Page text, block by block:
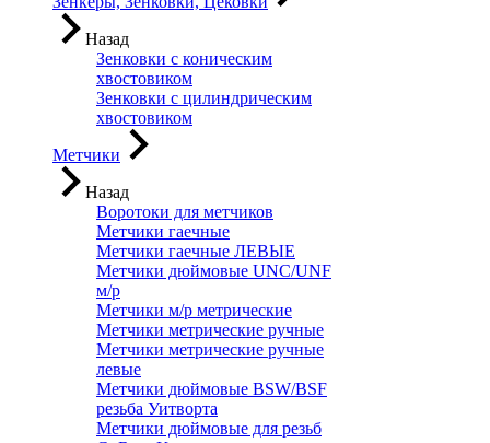
Назад
Зенковки с коническим
хвостовиком
Зенковки с цилиндрическим
хвостовиком
Метчики
Назад
Воротоки для метчиков
Метчики гаечные
Метчики гаечные ЛЕВЫЕ
Метчики дюймовые UNC/UNF
м/р
Метчики м/р метрические
Метчики метрические ручные
Метчики метрические ручные
левые
Метчики дюймовые BSW/BSF
резьба Уитворта
Метчики дюймовые для резьб